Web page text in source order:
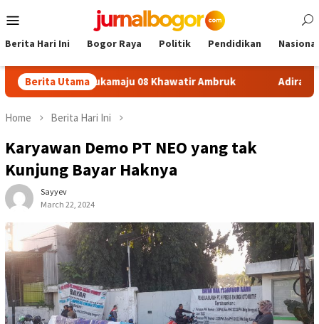
to
Menu
Berita Hari Ini Bogor Raya Politik Pendidikan Nasional
Berita Utama
SDN Sukamaju 08 Khawatir Ambruk Adira Expo
Home Berita Hari Ini
Karyawan Demo PT NEO yang tak
Kunjung Bayar Haknya
Sayyev
March 22, 2024